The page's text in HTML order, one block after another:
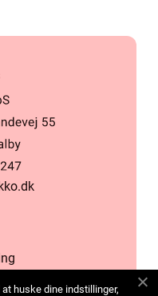
huske dine indstillinger,